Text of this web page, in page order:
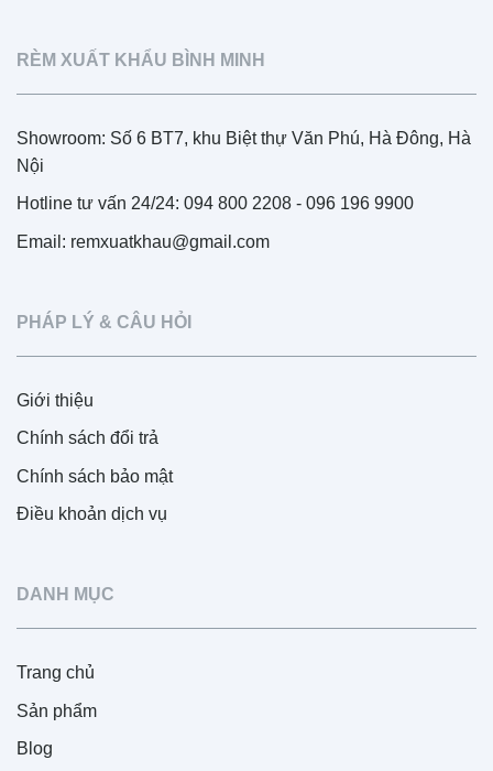
RÈM XUẤT KHẨU BÌNH MINH
Showroom: Số 6 BT7, khu Biệt thự Văn Phú, Hà Đông, Hà
Nội
Hotline tư vấn 24/24: 094 800 2208 - 096 196 9900
Email: remxuatkhau@gmail.com
PHÁP LÝ & CÂU HỎI
Giới thiệu
Chính sách đổi trả
Chính sách bảo mật
Điều khoản dịch vụ
DANH MỤC
Trang chủ
Sản phẩm
Blog